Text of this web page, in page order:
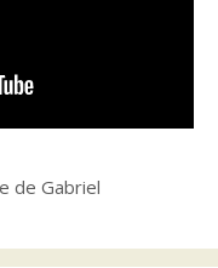
de Gabriel